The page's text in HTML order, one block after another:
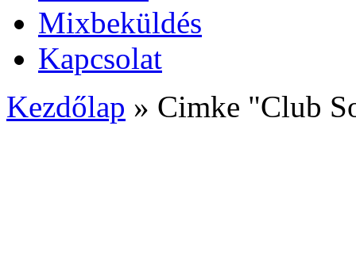
Mixbeküldés
Kapcsolat
Kezdőlap » Cimke "Club